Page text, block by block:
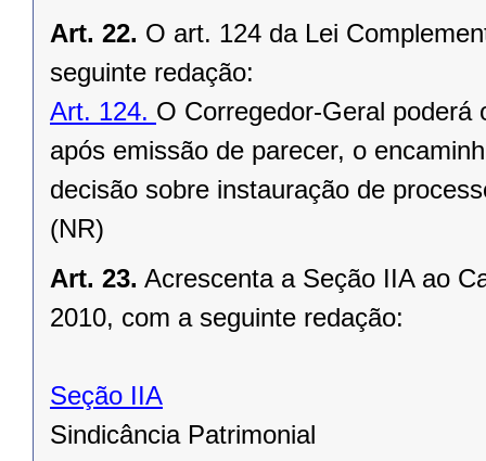
Art. 22. O art. 124 da Lei
seguinte redação:
Art. 124. O Corregedor-Geral poderá
após emissão de parecer, o
decisão sobre instauração de
(NR)
Art. 23. Acrescenta a Seção IIA ao
2010, com a seguinte redação:
Seção IIA
Sindicância Patrimonial